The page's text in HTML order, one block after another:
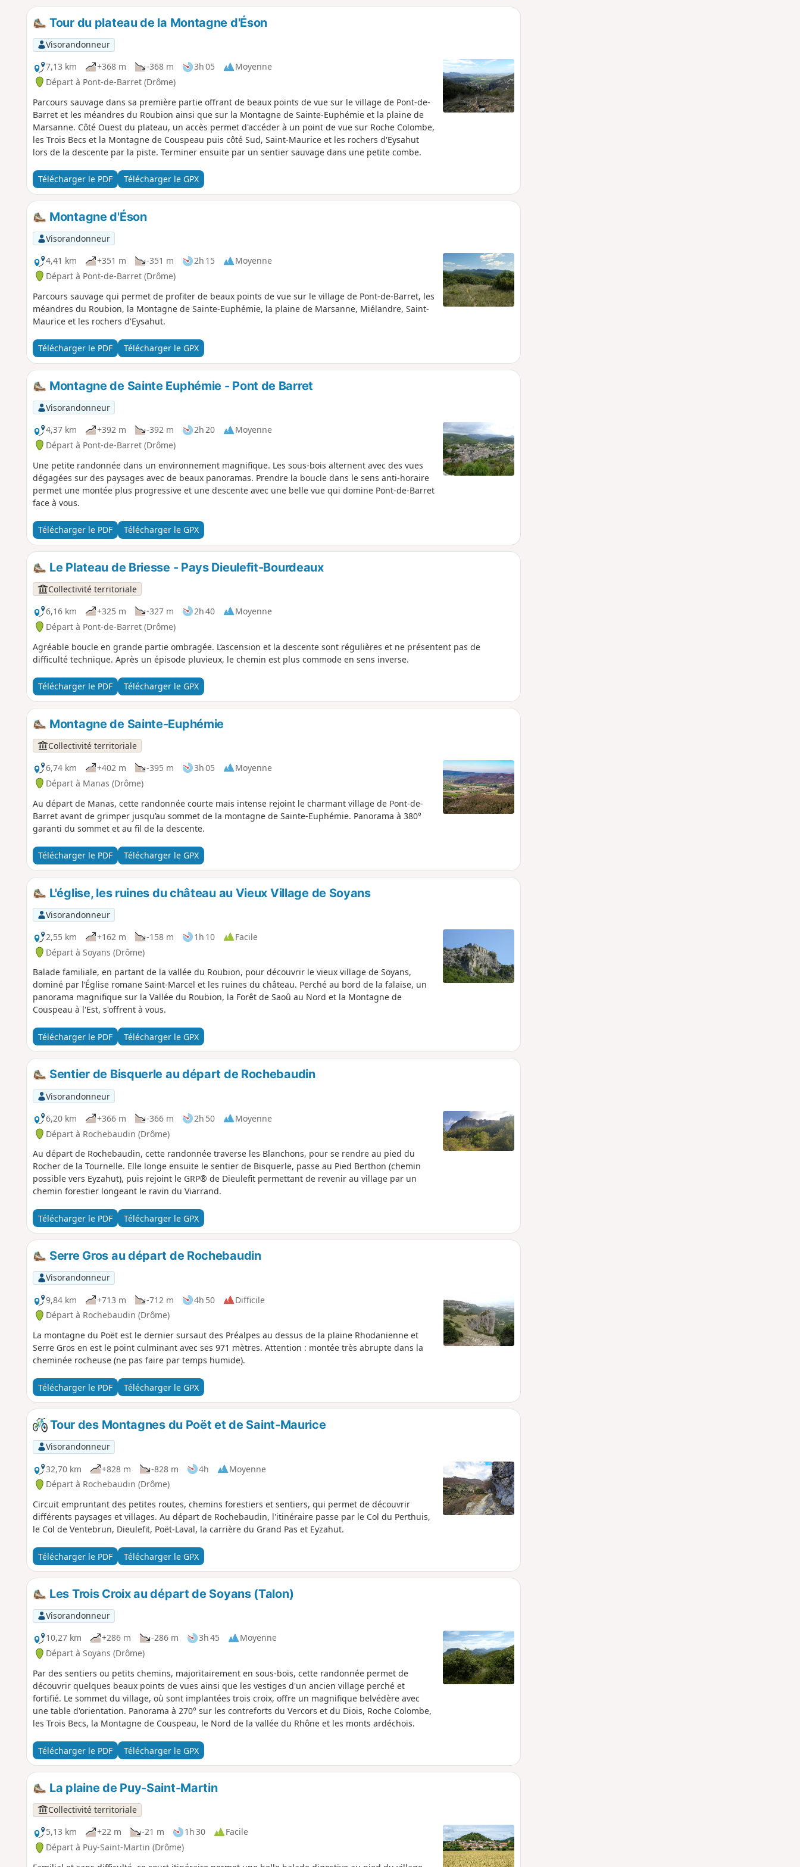
Tour du plateau de la Montagne d'Éson
Visorandonneur
7,13 km
+368 m -368 m 3h 05
Moyenne
Départ à Pont-de-Barret (Drôme)
Parcours sauvage dans sa première partie offrant de beaux points de vue sur le village de Pont-de-
Barret et les méandres du Roubion ainsi que sur la Montagne de Sainte-Euphémie et la plaine de
Marsanne. Côté Ouest du plateau, un accès permet d'accéder à un point de vue sur Roche Colombe,
les Trois Becs et la Montagne de Couspeau puis côté Sud, Saint-Maurice et les rochers d'Eysahut
lors de la descente par la piste. Terminer ensuite par un sentier sauvage dans une petite combe.
Télécharger le PDF Télécharger le GPX
Montagne d'Éson
Visorandonneur
4,41 km
+351 m -351 m 2h 15
Moyenne
Départ à Pont-de-Barret (Drôme)
Parcours sauvage qui permet de profiter de beaux points de vue sur le village de Pont-de-Barret, les
méandres du Roubion, la Montagne de Sainte-Euphémie, la plaine de Marsanne, Miélandre, Saint-
Maurice et les rochers d'Eysahut.
Télécharger le PDF Télécharger le GPX
Montagne de Sainte Euphémie - Pont de Barret
Visorandonneur
4,37 km
+392 m -392 m 2h 20
Moyenne
Départ à Pont-de-Barret (Drôme)
Une petite randonnée dans un environnement magnifique. Les sous-bois alternent avec des vues
dégagées sur des paysages avec de beaux panoramas. Prendre la boucle dans le sens anti-horaire
permet une montée plus progressive et une descente avec une belle vue qui domine Pont-de-Barret
face à vous.
Télécharger le PDF Télécharger le GPX
Le Plateau de Briesse - Pays Dieulefit-Bourdeaux
Collectivité territoriale
6,16 km
+325 m -327 m 2h 40
Moyenne
Départ à Pont-de-Barret (Drôme)
Agréable boucle en grande partie ombragée. L’ascension et la descente sont régulières et ne présentent pas de
difficulté technique. Après un épisode pluvieux, le chemin est plus commode en sens inverse.
Télécharger le PDF Télécharger le GPX
Montagne de Sainte-Euphémie
Collectivité territoriale
6,74 km
+402 m -395 m 3h 05
Moyenne
Départ à Manas (Drôme)
Au départ de Manas, cette randonnée courte mais intense rejoint le charmant village de Pont-de-
Barret avant de grimper jusqu’au sommet de la montagne de Sainte-Euphémie. Panorama à 380°
garanti du sommet et au fil de la descente.
Télécharger le PDF Télécharger le GPX
L'église, les ruines du château au Vieux Village de Soyans
Visorandonneur
2,55 km
+162 m -158 m 1h 10
Facile
Départ à Soyans (Drôme)
Balade familiale, en partant de la vallée du Roubion, pour découvrir le vieux village de Soyans,
dominé par l’Église romane Saint-Marcel et les ruines du château. Perché au bord de la falaise, un
panorama magnifique sur la Vallée du Roubion, la Forêt de Saoû au Nord et la Montagne de
Couspeau à l'Est, s'offrent à vous.
Télécharger le PDF Télécharger le GPX
Sentier de Bisquerle au départ de Rochebaudin
Visorandonneur
6,20 km
+366 m -366 m 2h 50
Moyenne
Départ à Rochebaudin (Drôme)
Au départ de Rochebaudin, cette randonnée traverse les Blanchons, pour se rendre au pied du
Rocher de la Tournelle. Elle longe ensuite le sentier de Bisquerle, passe au Pied Berthon (chemin
possible vers Eyzahut), puis rejoint le GRP® de Dieulefit permettant de revenir au village par un
chemin forestier longeant le ravin du Viarrand.
Télécharger le PDF Télécharger le GPX
Serre Gros au départ de Rochebaudin
Visorandonneur
9,84 km
+713 m -712 m 4h 50
Difficile
Départ à Rochebaudin (Drôme)
La montagne du Poët est le dernier sursaut des Préalpes au dessus de la plaine Rhodanienne et
Serre Gros en est le point culminant avec ses 971 mètres. Attention : montée très abrupte dans la
cheminée rocheuse (ne pas faire par temps humide).
Télécharger le PDF Télécharger le GPX
Tour des Montagnes du Poët et de Saint-Maurice
Visorandonneur
32,70 km
+828 m -828 m 4h
Moyenne
Départ à Rochebaudin (Drôme)
Circuit empruntant des petites routes, chemins forestiers et sentiers, qui permet de découvrir
différents paysages et villages. Au départ de Rochebaudin, l'itinéraire passe par le Col du Perthuis,
le Col de Ventebrun, Dieulefit, Poët-Laval, la carrière du Grand Pas et Eyzahut.
Télécharger le PDF Télécharger le GPX
Les Trois Croix au départ de Soyans (Talon)
Visorandonneur
10,27 km
+286 m -286 m 3h 45
Moyenne
Départ à Soyans (Drôme)
Par des sentiers ou petits chemins, majoritairement en sous-bois, cette randonnée permet de
découvrir quelques beaux points de vues ainsi que les vestiges d'un ancien village perché et
fortifié. Le sommet du village, où sont implantées trois croix, offre un magnifique belvédère avec
une table d'orientation. Panorama à 270° sur les contreforts du Vercors et du Diois, Roche Colombe,
les Trois Becs, la Montagne de Couspeau, le Nord de la vallée du Rhône et les monts ardéchois.
Télécharger le PDF Télécharger le GPX
La plaine de Puy-Saint-Martin
Collectivité territoriale
5,13 km
+22 m -21 m 1h 30
Facile
Départ à Puy-Saint-Martin (Drôme)